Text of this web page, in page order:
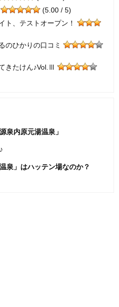
(5.00 / 5)
ト、テストオープン！
ひかりの口コミ
きたけん♪Vol.Ⅲ
内原元湯温泉」
泉」はハッテン場なのか？